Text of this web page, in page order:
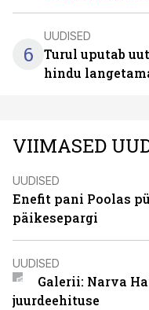
6
UUDISED
Turul uputab
hindu
VIIMASED
UUDISED
Enefit pani Poolas
päikesepargi
UUDISED
Galerii: Narva
juurdeehituse